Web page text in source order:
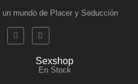
mundo de Placer y Seducción
Sexshop
En Stock